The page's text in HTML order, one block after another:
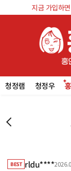
지금 가입하
청정램 청정우
BEST rldu****